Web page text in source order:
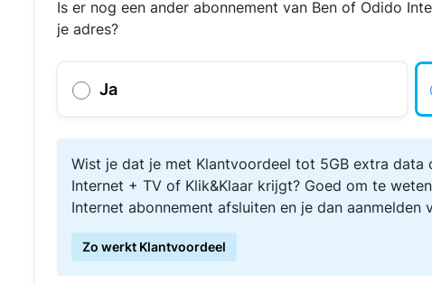
Is er nog een ander abonnement van Ben of Odido
je adres?
Ja
Wist je dat je met Klantvoordeel tot 5GB extra
Internet + TV of Klik&Klaar krijgt? Goed om te
Internet abonnement afsluiten en je dan aanmelden
Zo werkt Klantvoordeel